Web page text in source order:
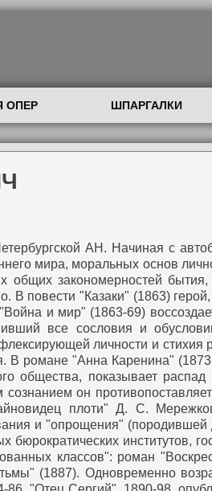
ОПЕР ШПАРГАЛКИ
АН. Начиная с
мира, моральных основ
общих закономерностей
В повести "Казаки" (1863)
и мир" (1863-69)
все сословия и
личности и стихия
В романе "Анна Каренина"
общества, показывает распад
он
плоти" Д. С.
и "опрощения" (породившей
институтов,
классов": роман
(1887). Одновременно